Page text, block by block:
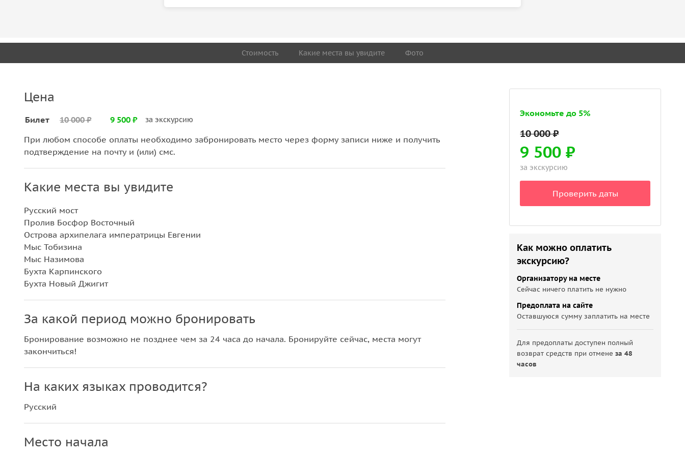
Стоимость Какие места вы увидите Фото
Цена
Билет 10 000 ₽ 9 500 ₽ за экскурсию
При любом способе оплаты необходимо забронировать место через форму записи ниже и получить
подтверждение на почту и (или) смс.
Какие места вы увидите
Русский мост
Пролив Босфор Восточный
Острова архипелага императрицы Евгении
Мыс Тобизина
Мыс Назимова
Бухта Карпинского
Бухта Новый Джигит
За какой период можно бронировать
Бронирование возможно не позднее чем за 24 часа до начала. Бронируйте сейчас, места могут
закончиться!
На каких языках проводится?
Русский
Место начала
Экономьте до 5%
9 500 ₽
за экскурсию
Проверить даты
Как можно оплатить
экскурсию?
Организатору на месте
Сейчас ничего платить не нужно
Предоплата на сайте
Оставшуюся сумму заплатить на месте
Для предоплаты доступен полный
возврат средств при отменеза 48
часов